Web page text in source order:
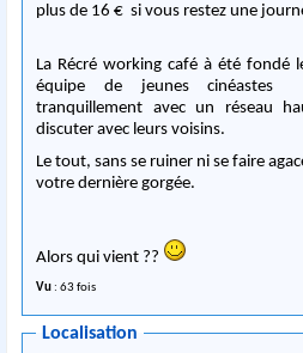
plus de 16 € si vous restez une
La Récré working café à été fondé
équipe de jeunes cinéastes
tranquillement avec un réseau
discuter avec leurs voisins.
Le tout, sans se ruiner ni se faire
votre dernière gorgée.
Alors qui vient ??
Vu : 63 fois
Localisation